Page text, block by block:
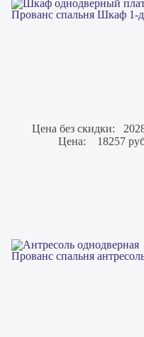
Прованс спальня Шкаф 1-
Цена без скидки:
Цена:
18257
Прованс спальня